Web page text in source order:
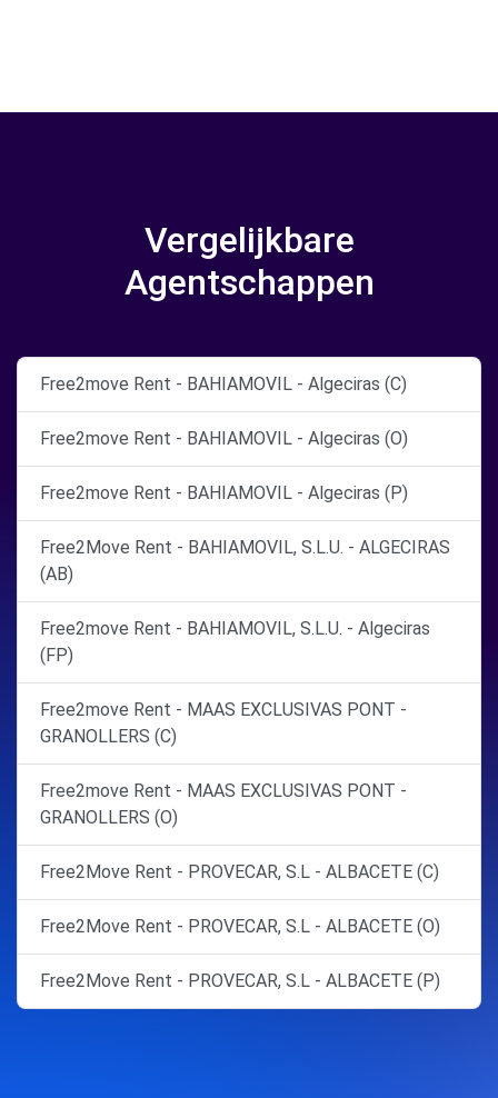
Vergelijkbare
Agentschappen
Free2move Rent - BAHIAMOVIL - Algeciras (C)
Free2move Rent - BAHIAMOVIL - Algeciras (O)
Free2move Rent - BAHIAMOVIL - Algeciras (P)
Free2Move Rent - BAHIAMOVIL, S.L.U. - ALGECIRAS
(AB)
Free2move Rent - BAHIAMOVIL, S.L.U. - Algeciras
(FP)
Free2move Rent - MAAS EXCLUSIVAS PONT -
GRANOLLERS (C)
Free2move Rent - MAAS EXCLUSIVAS PONT -
GRANOLLERS (O)
Free2Move Rent - PROVECAR, S.L - ALBACETE (C)
Free2Move Rent - PROVECAR, S.L - ALBACETE (O)
Free2Move Rent - PROVECAR, S.L - ALBACETE (P)